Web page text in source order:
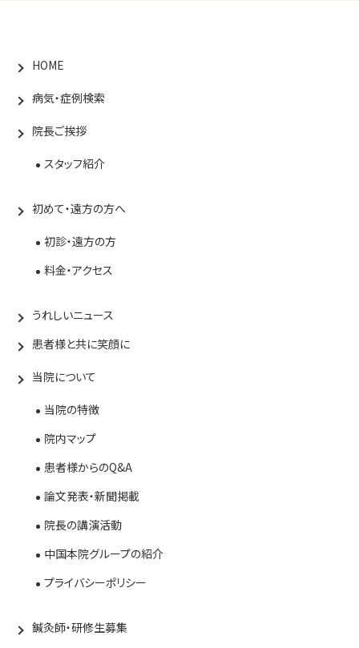
HOME
病気・症例検索
院長ご挨拶
スタッフ紹介
初めて・遠方の方へ
初診・遠方の方
料金・アクセス
うれしいニュース
患者様と共に笑顔に
当院について
当院の特徴
院内マップ
患者様からのQ&A
論文発表・新聞掲載
院長の講演活動
中国本院グループの紹介
プライバシーポリシー
鍼灸師・研修生募集